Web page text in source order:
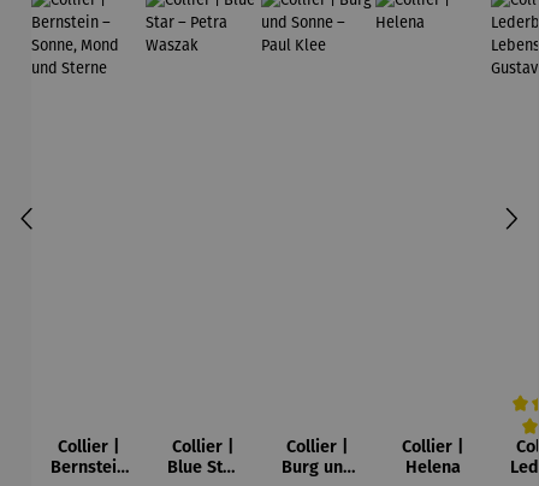
Collier |
Bernstein
Collier |
Blue Star
Collier |
Burg und
Collier |
Helena